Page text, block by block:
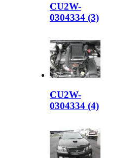
CU2W-
0304334 (3)
CU2W-
0304334 (4)